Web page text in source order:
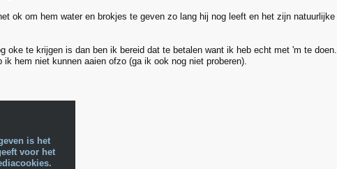
ok om hem water en brokjes te geven zo lang hij nog leeft en het zijn natuurlijke
oke te krijgen is dan ben ik bereid dat te betalen want ik heb echt met 'm te doen.
hem niet kunnen aaien ofzo (ga ik ook nog niet proberen).
is het
voor het